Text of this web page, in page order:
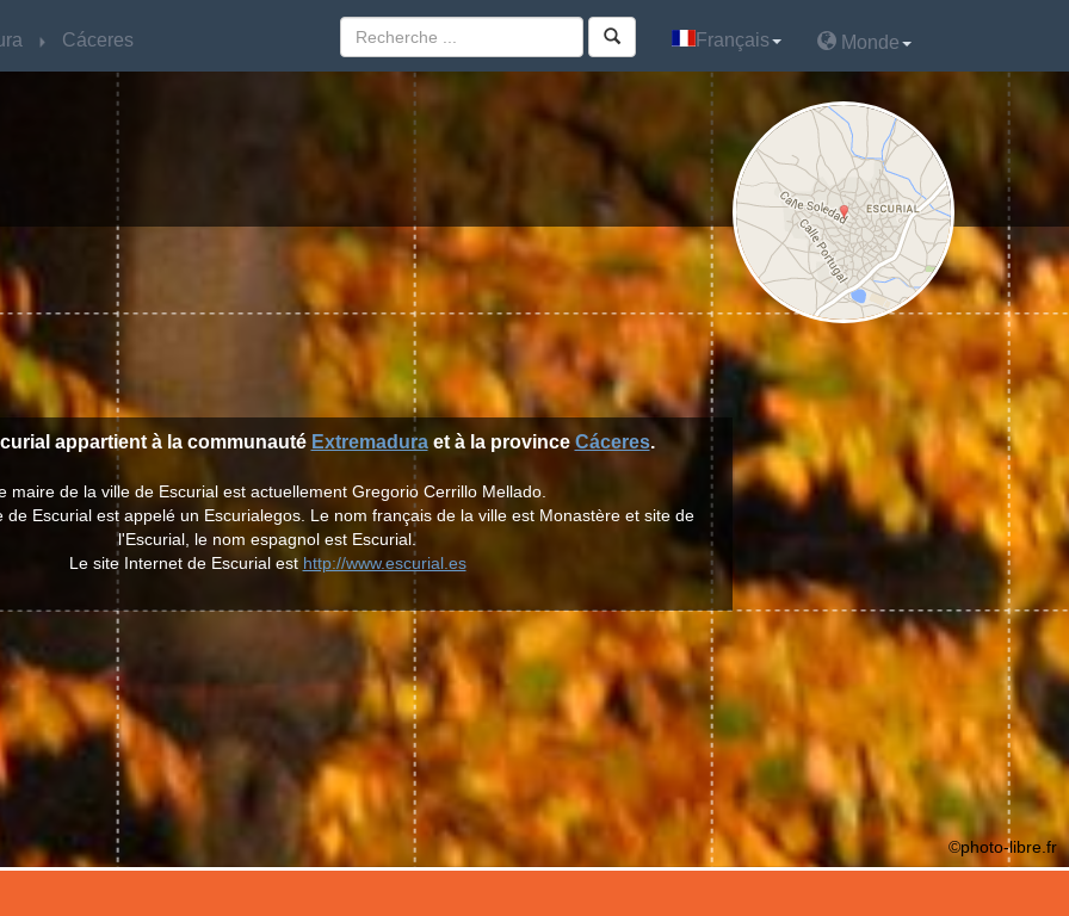
Cáceres Français Monde
appartient à la communauté Extremaduraet à la province Cáceres.
maire de la ville de Escurial est actuellement Gregorio Cerrillo Mellado.
de Escurial est appelé un Escurialegos. Le nom français de la ville est Monastère et site de
l'Escurial, le nom espagnol est Escurial.
Le site Internet de Escurial est http://www.escurial.es
©photo-libre.fr
Cáceres Français Monde